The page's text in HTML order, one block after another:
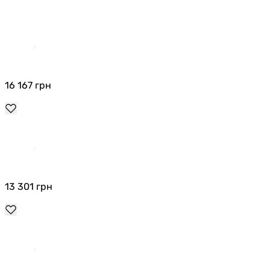
16 167 грн
13 301 грн